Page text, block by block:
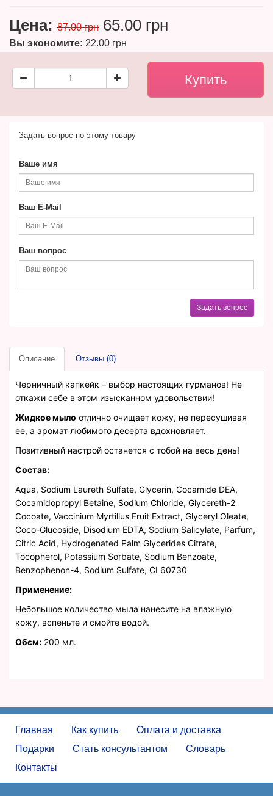
Цена: 87.00 грн 65.00 грн
Вы экономите: 22.00 грн
Задать вопрос по этому товару
Ваше имя
Ваш E-Mail
Ваш вопрос
Задать вопрос
Описание Отзывы (0)
Черничный капкейк – выбор настоящих гурманов! Не
откажи себе в этом изысканном удовольствии!
Жидкое мыло отлично очищает кожу, не пересушивая
ее, а аромат любимого десерта вдохновляет.
Позитивный настрой останется с тобой на весь день!
Состав:
Aqua, Sodium Laureth Sulfate, Glycerin, Cocamide DEA,
Cocamidopropyl Betaine, Sodium Chloride, Glycereth-2
Cocoate, Vaccinium Myrtillus Fruit Extract, Glyceryl Oleate,
Coco-Glucoside, Disodium EDTA, Sodium Salicylate, Parfum,
Citric Acid, Hydrogenated Palm Glycerides Citrate,
Tocopherol, Potassium Sorbate, Sodium Benzoate,
Benzophenon-4, Sodium Sulfate, CI 60730
Применение:
Небольшое количество мыла нанесите на влажную
кожу, вспеньте и смойте водой.
Обєм: 200 мл.
Главная Как купить
Оплата и доставка
Подарки
Стать консультантом
Словарь
Контакты